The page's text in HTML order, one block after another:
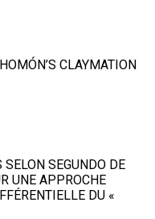
CLAYMATION
SEGUNDO DE
UNE APPROCHE
DU «